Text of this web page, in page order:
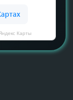
Карты